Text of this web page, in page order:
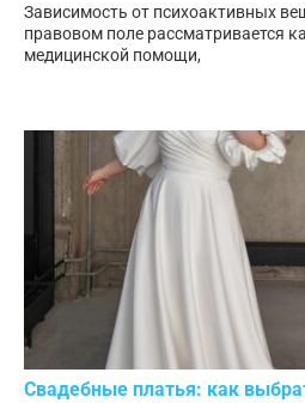
Зависимость от психоактивных
правовом поле рассматривается
медицинской помощи,
Свадебные платья: как